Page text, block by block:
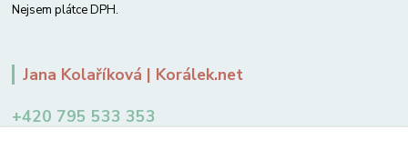
Nejsem plátce DPH.
Jana Kolaříková | Korálek.net
+420 795 533 353